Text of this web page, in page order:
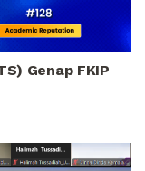
Genap FKIP